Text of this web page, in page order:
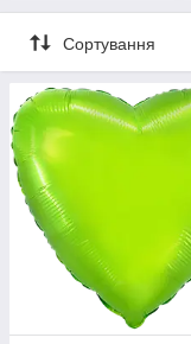
Сортування